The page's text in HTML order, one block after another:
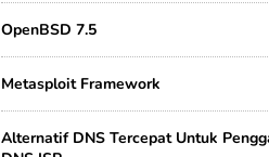
OpenBSD 7.5
Metasploit Framework
Alternatif DNS Tercepat Untuk